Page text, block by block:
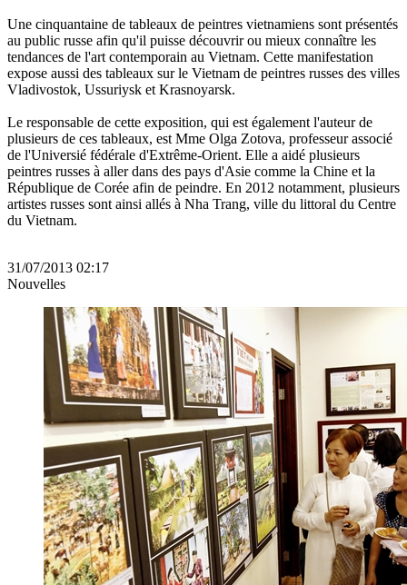
Une cinquantaine de tableaux de peintres vietnamiens sont présentés
au public russe afin qu'il puisse découvrir ou mieux connaître les
tendances de l'art contemporain au Vietnam. Cette manifestation
expose aussi des tableaux sur le Vietnam de peintres russes des villes
Vladivostok, Ussuriysk et Krasnoyarsk.
Le responsable de cette exposition, qui est également l'auteur de
plusieurs de ces tableaux, est Mme Olga Zotova, professeur associé
de l'Universié fédérale d'Extrême-Orient. Elle a aidé plusieurs
peintres russes à aller dans des pays d'Asie comme la Chine et la
République de Corée afin de peindre. En 2012 notamment, plusieurs
artistes russes sont ainsi allés à Nha Trang, ville du littoral du Centre
du Vietnam.
31/07/2013 02:17
Nouvelles